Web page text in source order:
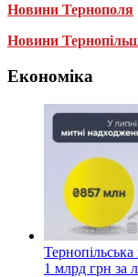
Новини Тернополя
Новини
Економіка
1 млрд грн за